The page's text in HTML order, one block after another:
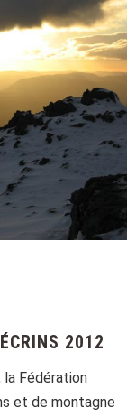
2012
la Fédération
et de montagne